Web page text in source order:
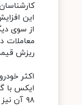
این
از سوی
معاملات
ریزش